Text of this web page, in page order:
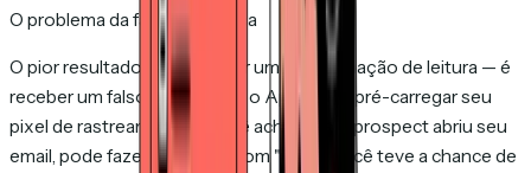
O problema da falsa confiança
O pior resultado não é perder uma confirmação de leitura — é
receber um falso positivo. Se o Apple Mail pré-carregar seu
pixel de rastreamento e você achar que o prospect abriu seu
email, pode fazer follow-up com "vi que você teve a chance de